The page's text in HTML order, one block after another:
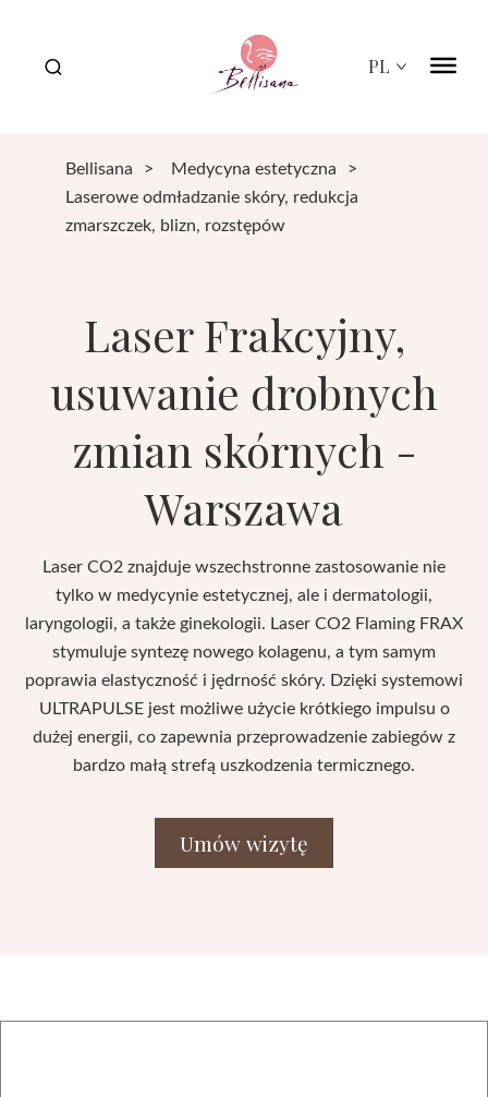
PL
Bellisana > Medycyna estetyczna >
Laserowe odmładzanie skóry, redukcja
zmarszczek, blizn, rozstępów
Laser Frakcyjny,
usuwanie drobnych
zmian skórnych -
Warszawa
Laser CO2 znajduje wszechstronne zastosowanie nie
tylko w medycynie estetycznej, ale i dermatologii,
laryngologii, a także ginekologii. Laser CO2 Flaming FRAX
stymuluje syntezę nowego kolagenu, a tym samym
poprawia elastyczność i jędrność skóry. Dzięki systemowi
ULTRAPULSE jest możliwe użycie krótkiego impulsu o
dużej energii, co zapewnia przeprowadzenie zabiegów z
bardzo małą strefą uszkodzenia termicznego.
Umów wizytę